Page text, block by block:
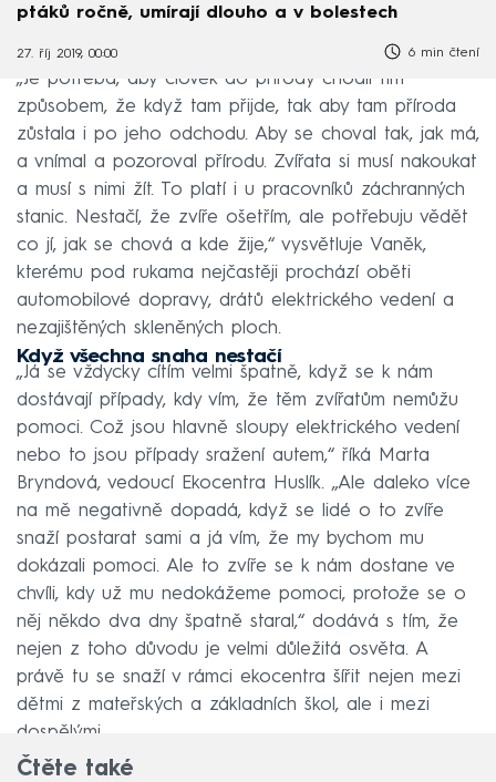
ptáků ročně, umírají dlouho a v bolestech
27. říj 2019, 00:00 6 min čtení
„Je potřeba, aby člověk do přírody chodil tím
způsobem, že když tam přijde, tak aby tam příroda
zůstala i po jeho odchodu. Aby se choval tak, jak má,
a vnímal a pozoroval přírodu. Zvířata si musí nakoukat
a musí s nimi žít. To platí i u pracovníků záchranných
stanic. Nestačí, že zvíře ošetřím, ale potřebuju vědět
co jí, jak se chová a kde žije,“ vysvětluje Vaněk,
kterému pod rukama nejčastěji prochází oběti
automobilové dopravy, drátů elektrického vedení a
nezajištěných skleněných ploch.
Když všechna snaha nestačí
„Já se vždycky cítím velmi špatně, když se k nám
dostávají případy, kdy vím, že těm zvířatům nemůžu
pomoci. Což jsou hlavně sloupy elektrického vedení
nebo to jsou případy sražení autem,“ říká Marta
Bryndová, vedoucí Ekocentra Huslík. „Ale daleko více
na mě negativně dopadá, když se lidé o to zvíře
snaží postarat sami a já vím, že my bychom mu
dokázali pomoci. Ale to zvíře se k nám dostane ve
chvíli, kdy už mu nedokážeme pomoci, protože se o
něj někdo dva dny špatně staral,“ dodává s tím, že
nejen z toho důvodu je velmi důležitá osvěta. A
právě tu se snaží v rámci ekocentra šířit nejen mezi
dětmi z mateřských a základních škol, ale i mezi
dospělými.
Čtěte také